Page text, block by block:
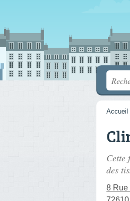
Accueil
Cette
des
8 Rue